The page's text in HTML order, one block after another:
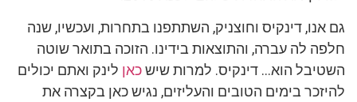
גם אנו, דינקיס וחוצניק, השתתפנו בתחרות, ועכשיו, שנה
חלפה לה עברה, והתוצאות בידינו. הזוכה בתואר שוטה
השטיבל הוא… דינקיס. למרות שישכאן לינק ואתם יכולים
להיזכר בימים הטובים והעליזים, נגיש כאן בקצרה את